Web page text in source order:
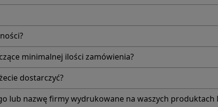
minimalnej ilości zamówienia?
dostarczyć?
lub nazwę firmy wydrukowane na waszych produktach